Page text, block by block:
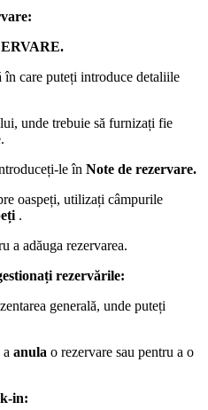
în care puteți introduce detaliile
unde trebuie să furnizați fie
le în Note de rezervare.
oaspeți, utilizați câmpurile
.
a adăuga rezervarea.
rezervările:
generală, unde puteți
anula o rezervare sau pentru a o
in: